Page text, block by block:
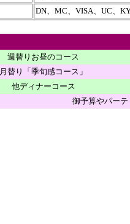
DN、MC、VISA、UC、
週替りお昼のコース
月替り「季旬感コース」
他ディナーコース
御予算やパー